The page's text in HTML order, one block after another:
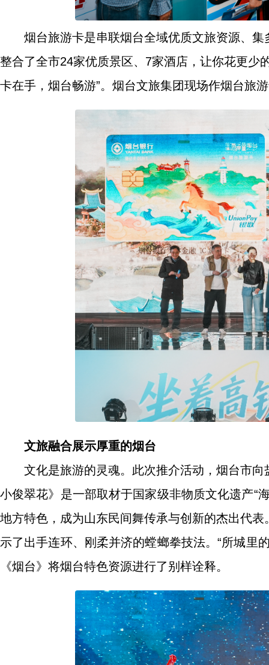
烟台旅游卡是串联烟台全域优质文旅资源、
整合了全市24家优质景区、7家酒店，让你花更少
卡在手，烟台畅游”。烟台文旅集团现场作烟台旅
文旅融合展示厚重的烟台
文化是旅游的灵魂。此次推介活动，烟台市
小俊翠花》是一部取材于国家级非物质文化遗产“
地方特色，成为山东民间舞传承与创新的杰出代
示了出手连环、刚柔并济的螳螂拳技法。“所城里
《烟台》将烟台特色资源进行了别样诠释。